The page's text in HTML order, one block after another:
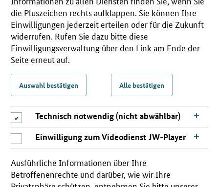
die Pluszeichen rechts aufklappen. Sie können Ihre
Einwilligungen jederzeit erteilen oder für die Zukunft
widerrufen. Rufen Sie dazu bitte diese
Einwilligungsverwaltung über den Link am Ende der
Seite erneut auf.
Auswahl bestätigen Alle bestätigen
Technisch notwendig (nicht abwählbar)
Einwilligung zum Videodienst JW-Player
Ausführliche Informationen über Ihre
Betroffenenrechte und darüber, wie wir Ihre